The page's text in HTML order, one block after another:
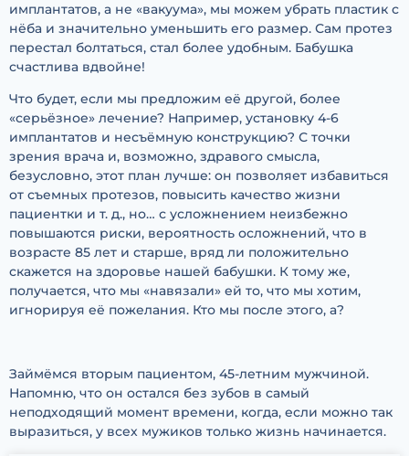
имплантатов, а не «вакуума», мы можем убрать пластик с
нёба и значительно уменьшить его размер. Сам протез
перестал болтаться, стал более удобным. Бабушка
счастлива вдвойне!
Что будет, если мы предложим её другой, более
«серьёзное» лечение? Например, установку 4-6
имплантатов и несъёмную конструкцию? С точки
зрения врача и, возможно, здравого смысла,
безусловно, этот план лучше: он позволяет избавиться
от съемных протезов, повысить качество жизни
пациентки и т. д., но… с усложнением неизбежно
повышаются риски, вероятность осложнений, что в
возрасте 85 лет и старше, вряд ли положительно
скажется на здоровье нашей бабушки. К тому же,
получается, что мы «навязали» ей то, что мы хотим,
игнорируя её пожелания. Кто мы после этого, а?
Займёмся вторым пациентом, 45-летним мужчиной.
Напомню, что он остался без зубов в самый
неподходящий момент времени, когда, если можно так
выразиться, у всех мужиков только жизнь начинается.